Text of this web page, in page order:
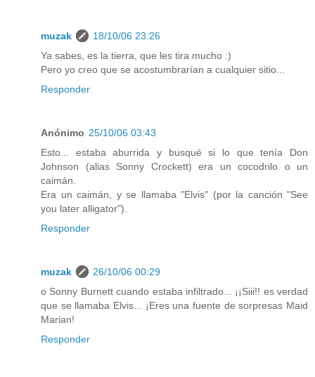
muzak
18/10/06 23:26
Ya sabes, es la tierra, que les tira mucho :)
Pero yo creo que se acostumbrarían a cualquier sitio...
Responder
Anónimo 25/10/06 03:43
Esto... estaba aburrida y busqué si lo que tenía Don
Johnson (alias Sonny Crockett) era un cocodrilo o un
caimán.
Era un caimán, y se llamaba "Elvis" (por la canción "See
you later alligator").
Responder
muzak
26/10/06 00:29
o Sonny Burnett cuando estaba infiltrado... ¡¡Siii!! es verdad
que se llamaba Elvis... ¡Eres una fuente de sorpresas Maid
Marian!
Responder